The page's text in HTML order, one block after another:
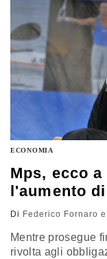
ECONOMIA
Mps, ecco
l'aumento
Di Federico Fornaro
Mentre prosegue
rivolta agli